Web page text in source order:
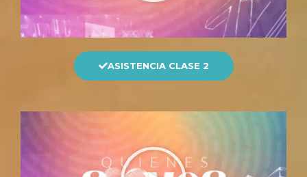
ASISTENCIA CLASE 2